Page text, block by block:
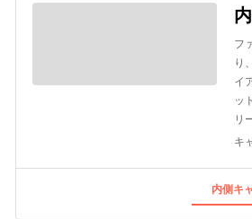
フ
り
イ
ッ
リ
キ
内側キ